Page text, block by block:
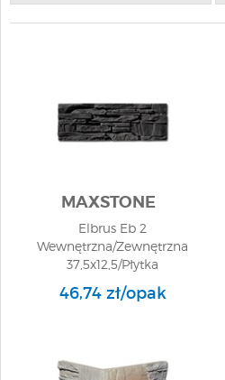
MAXSTONE
Elbrus Eb 2
Wewnętrzna/Zewnętrzna
37,5x12,5/Płytka
Elewacyjna/GAT 1
46,74 zł/opak